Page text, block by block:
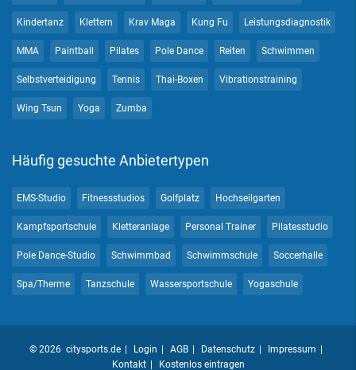
Kindertanz Klettern Krav Maga Kung Fu Leistungsdiagnostik
MMA Paintball Pilates Pole Dance Reiten Schwimmen
Selbstverteidigung Tennis Thai-Boxen Vibrationstraining
Wing Tsun Yoga Zumba
Häufig gesuchte Anbietertypen
EMS-Studio Fitnessstudios Golfplatz Hochseilgarten
Kampfsportschule Kletteranlage Personal Trainer Pilatesstudio
Pole Dance-Studio Schwimmbad Schwimmschule Soccerhalle
Spa/Therme Tanzschule Wassersportschule Yogaschule
© 2026 citysports.de Login AGB Datenschutz
Impressum
Kontakt
Kostenlos eintragen